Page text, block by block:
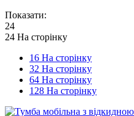
Показати:
24
24 На сторінку
16 На сторінку
32 На сторінку
64 На сторінку
128 На сторінку